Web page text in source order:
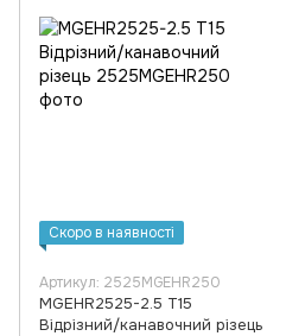
Скоро в наявності
Артикул: 2525MGEHR250
MGEHR2525-2.5 T15
Відрізний/канавочний різець